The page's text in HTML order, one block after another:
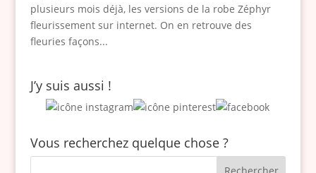
plusieurs mois déjà, les versions de la robe Zéphyr
fleurissement sur internet. On en retrouve des
fleuries façons...
J’y suis aussi !
Vous recherchez quelque chose ?